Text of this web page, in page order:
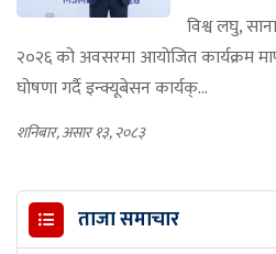
विश्व लघु,
२०२६ को अवसरमा आयोजित कार्यक्रम
घोषणा गर्दै इन्क्यूबेसन कार्यक्...
शनिबार, असार १३, २०८३
ताजा समाचार